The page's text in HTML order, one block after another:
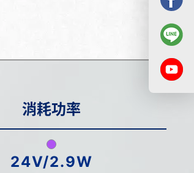
消耗功率
24V/2.9W